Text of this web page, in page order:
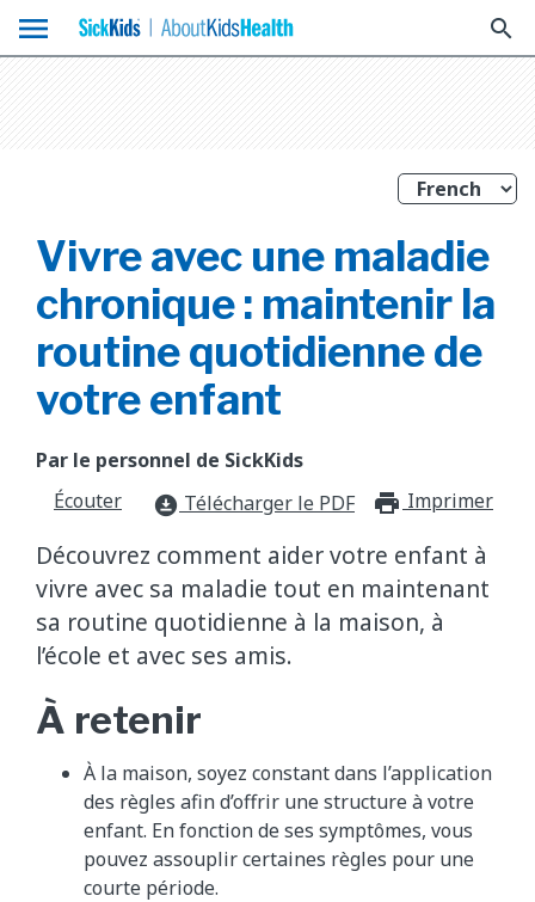
menu search
Vivre avec une maladie
chronique : maintenir la
routine quotidienne de
votre enfant
Par le personnel de SickKids
Écouter
download_for_offline Télécharger le PDF Imprimer
Découvrez comment aider votre enfant à
vivre avec sa maladie tout en maintenant
sa routine quotidienne à la maison, à
l’école et avec ses amis.
À retenir
À la maison, soyez constant dans l’application
des règles afin d’offrir une structure à votre
enfant. En fonction de ses symptômes, vous
pouvez assouplir certaines règles pour une
courte période.